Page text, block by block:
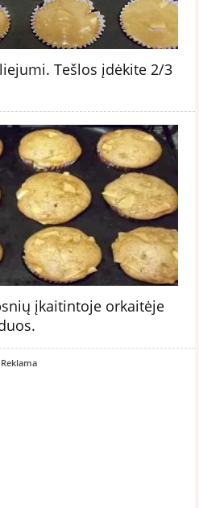
Tešlos įdėkite 2/3
įkaitintoje orkaitėje
Reklama